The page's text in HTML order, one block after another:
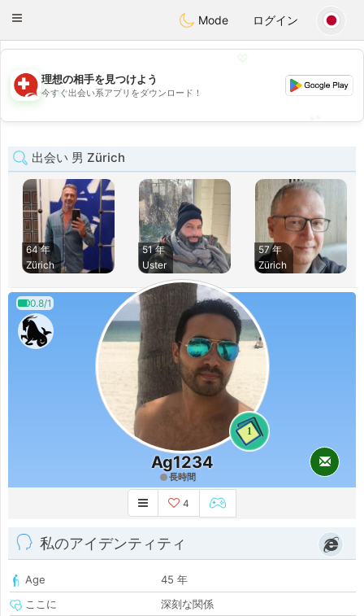
Suissi
Toggle
Mode ログイン
💖
💕
理想の相手を見つけよう
今すぐ出会い系アプリをダウンロード！
出会い 男 Zürich
64 年
Zürich
51 年
Uster
57 年
Zürich
0.8/1
1
Ag1234
長時間
4
私のアイデンティティ
Age
45 年
ここに
深刻な関係